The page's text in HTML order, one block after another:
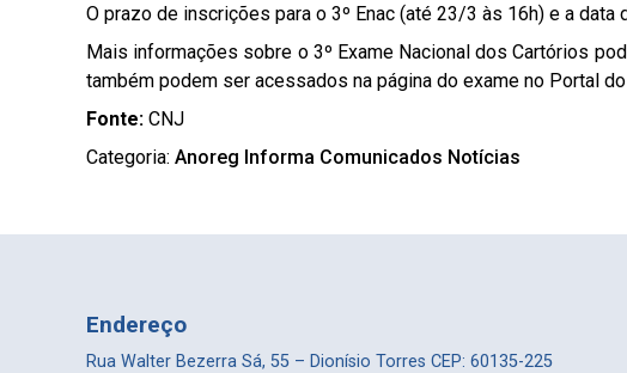
O prazo de inscrições para o 3º Enac (até 23/3 às 16h) e a
Mais informações sobre o 3º Exame Nacional dos Cartórios
também podem ser acessados na página do exame no Portal do
Fonte: CNJ
Categoria: Anoreg Informa Comunicados Notícias
Endereço
Rua Walter Bezerra Sá, 55 – Dionísio Torres CEP: 60135-225